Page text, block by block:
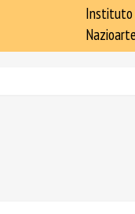
Instituto